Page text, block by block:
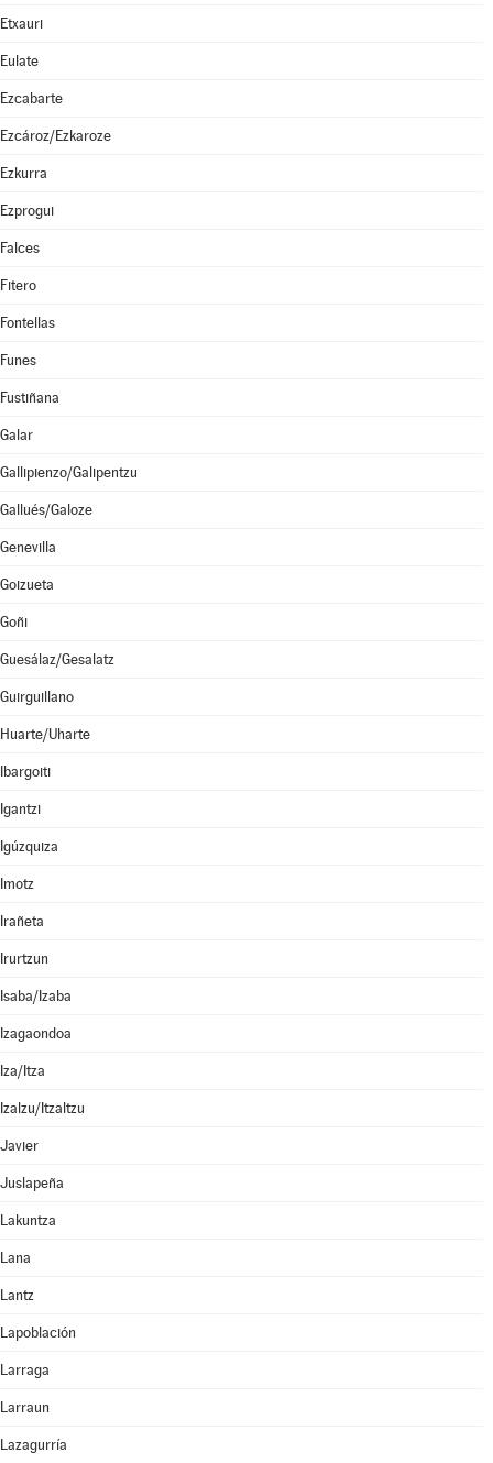
Etxauri
Eulate
Ezcabarte
Ezcároz/Ezkaroze
Ezkurra
Ezprogui
Falces
Fitero
Fontellas
Funes
Fustiñana
Galar
Gallipienzo/Galipentzu
Gallués/Galoze
Genevilla
Goizueta
Goñi
Guesálaz/Gesalatz
Guirguillano
Huarte/Uharte
Ibargoiti
Igantzi
Igúzquiza
Imotz
Irañeta
Irurtzun
Isaba/Izaba
Izagaondoa
Iza/Itza
Izalzu/Itzaltzu
Javier
Juslapeña
Lakuntza
Lana
Lantz
Lapoblación
Larraga
Larraun
Lazagurría